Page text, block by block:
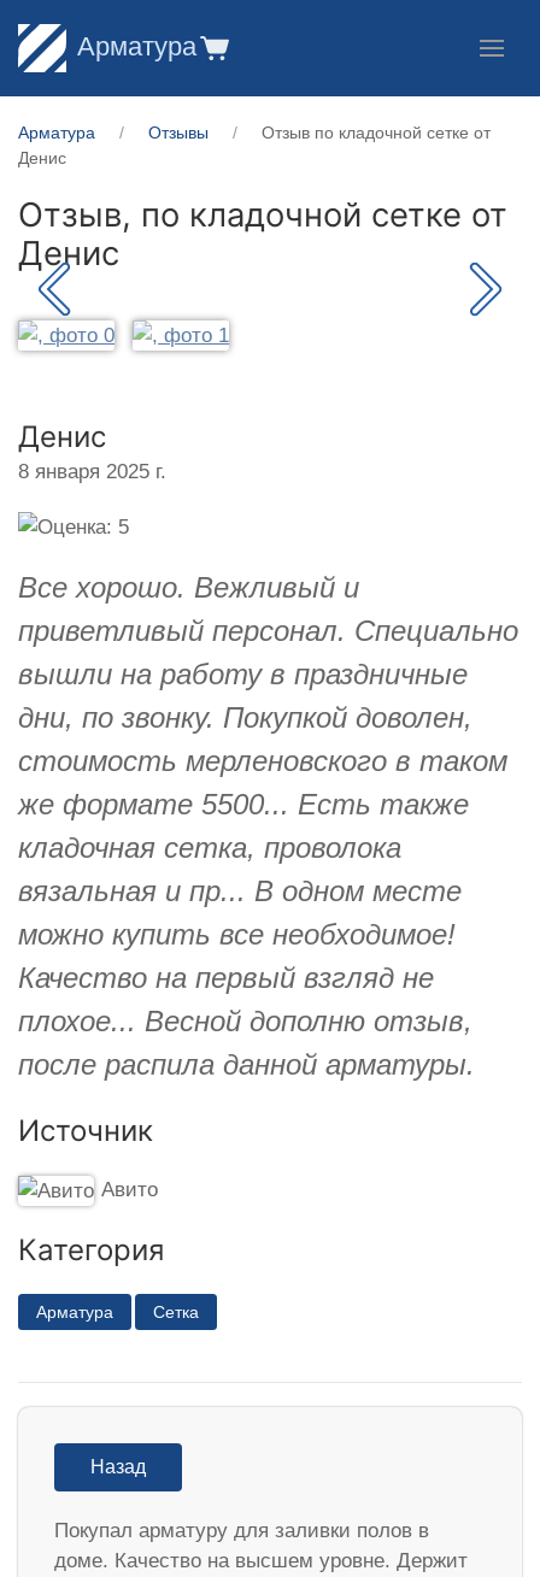
Арматура
Арматура Отзывы
Отзыв по кладочной сетке от
Денис
Отзыв, по кладочной сетке от
Денис
Денис
8 января 2025 г.
Все хорошо. Вежливый и
приветливый персонал. Специально
вышли на работу в праздничные
дни, по звонку. Покупкой доволен,
стоимость мерленовского в таком
же формате 5500... Есть также
кладочная сетка, проволока
вязальная и пр... В одном месте
можно купить все необходимое!
Качество на первый взгляд не
плохое... Весной дополню отзыв,
после распила данной арматуры.
Источник
Авито
Категория
Арматура Сетка
Назад
Покупал арматуру для заливки полов в
доме. Качество на высшем уровне. Держит